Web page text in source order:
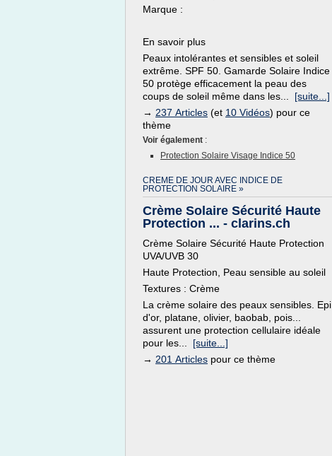
Marque :
En savoir plus
Peaux intolérantes et sensibles et soleil
extrême. SPF 50. Gamarde Solaire Indice
50 protège efficacement la peau des
coups de soleil même dans les... [suite...]
→ 237 Articles (et 10 Vidéos) pour ce
thème
Voir également :
Protection Solaire Visage Indice 50
CREME DE JOUR AVEC INDICE DE
PROTECTION SOLAIRE »
Crème Solaire Sécurité Haute
Protection ... - clarins.ch
Crème Solaire Sécurité Haute Protection
UVA/UVB 30
Haute Protection, Peau sensible au soleil
Textures : Crème
La crème solaire des peaux sensibles. Epi
d'or, platane, olivier, baobab, pois...
assurent une protection cellulaire idéale
pour les... [suite...]
→ 201 Articles pour ce thème